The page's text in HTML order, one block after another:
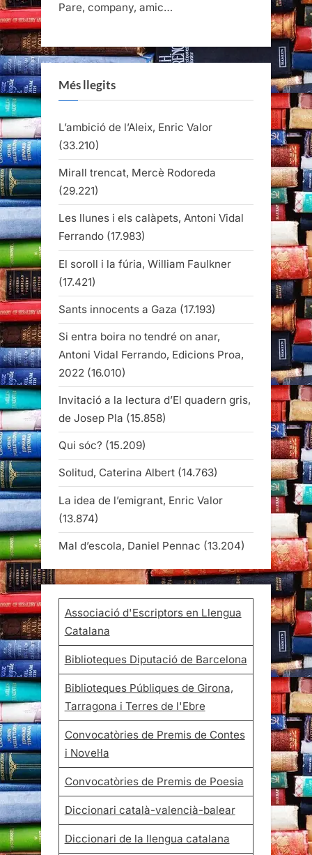
Pare, company, amic…
Més llegits
L’ambició de l’Aleix, Enric Valor
(33.210)
Mirall trencat, Mercè Rodoreda
(29.221)
Les llunes i els calàpets, Antoni Vidal
Ferrando (17.983)
El soroll i la fúria, William Faulkner
(17.421)
Sants innocents a Gaza (17.193)
Si entra boira no tendré on anar,
Antoni Vidal Ferrando, Edicions Proa,
2022 (16.010)
Invitació a la lectura d’El quadern gris,
de Josep Pla (15.858)
Qui sóc? (15.209)
Solitud, Caterina Albert (14.763)
La idea de l’emigrant, Enric Valor
(13.874)
Mal d’escola, Daniel Pennac (13.204)
Associació d'Escriptors en Llengua
Catalana
Biblioteques Diputació de Barcelona
Biblioteques Públiques de Girona,
Tarragona i Terres de l'Ebre
Convocatòries de Premis de Contes
i Novel·la
Convocatòries de Premis de Poesia
Diccionari català-valencià-balear
Diccionari de la llengua catalana